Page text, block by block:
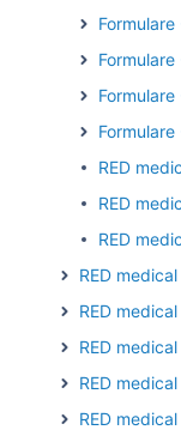
Formulare
RED
RED
RED
RED
RED
RED
RED
RED